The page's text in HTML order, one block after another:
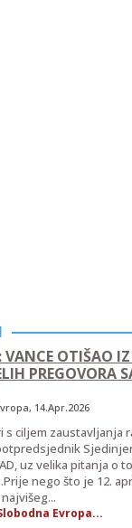
VANCE OTIŠAO
PREGOVORA
, 14.Apr.2026
ciljem zaustavljanja
uz velika pitanja o
nego što je 12.
Evropa...